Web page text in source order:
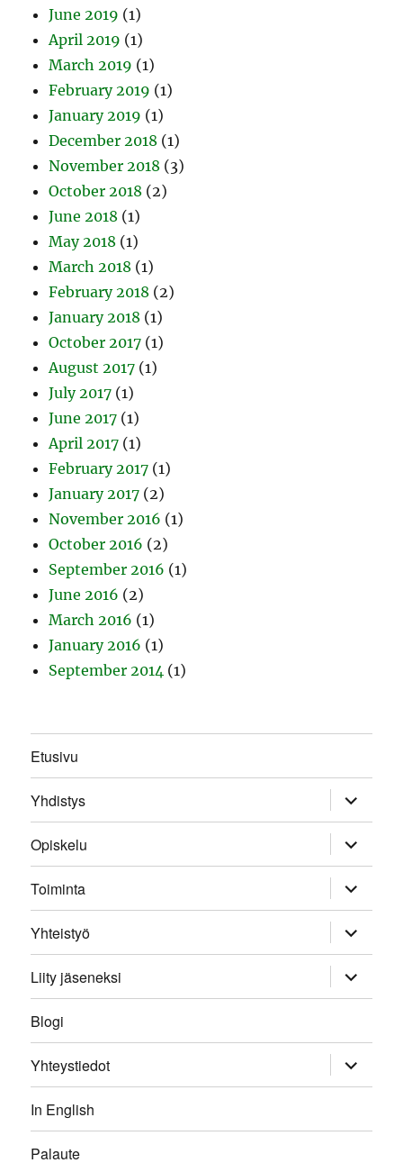
June 2019 (1)
April 2019 (1)
March 2019 (1)
February 2019 (1)
January 2019 (1)
December 2018 (1)
November 2018 (3)
October 2018 (2)
June 2018 (1)
May 2018 (1)
March 2018 (1)
February 2018 (2)
January 2018 (1)
October 2017 (1)
August 2017 (1)
July 2017 (1)
June 2017 (1)
April 2017 (1)
February 2017 (1)
January 2017 (2)
November 2016 (1)
October 2016 (2)
September 2016 (1)
June 2016 (2)
March 2016 (1)
January 2016 (1)
September 2014 (1)
Etusivu
Yhdistys expand
child
menu
Opiskelu
expand
child
menu
Toiminta
expand
child
menu
Yhteistyö
expand
child
menu
Liity jäseneksi
expand
child
menu
Blogi
Yhteystiedot expand
child
menu
In English
Palaute